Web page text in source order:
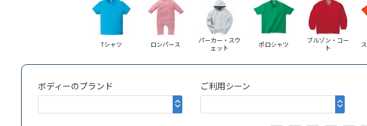
Tシャツ ロンパース
パーカー・スウ
ェット
ポロシャツ
ブルゾン・コー
ト
ボディーのブランド ご利用シーン